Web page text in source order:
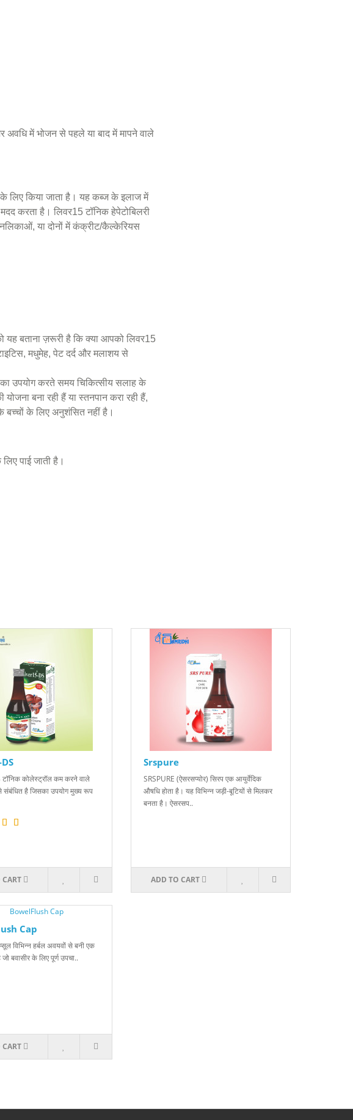
अवधि में भोजन से पहले या बाद में मापने वाले
के लिए किया जाता है। यह कब्ज के इलाज में
करता है। लिवर15 टॉनिक हेपेटोबिलरी
नलिकाओं, या दोनों में कंक्रीट/कैल्केरियस
यह बताना ज़रूरी है कि क्या आपको लिवर15
मधुमेह, पेट दर्द और मलाशय से
उपयोग करते समय चिकित्सीय सलाह के
बना रही हैं या स्तनपान करा रही हैं,
के लिए अनुशंसित नहीं है।
पाई जाती है।
टॉनिक कोलेस्ट्रॉल कम करने वाले
संबंधित है जिसका उपयोग मुख्य रूप
Srspure
SRSPURE (ऐसरसप्योर) सिरप एक आयुर्वेदिक
औषधि होता है। यह विभिन्न जड़ी-बूटियों से मिलकर
बनता है। ऐसरसप..
ADD TO CART
Cap
विभिन्न हर्बल अवयवों से बनी एक
बवासीर के लिए पूर्ण उपचा..